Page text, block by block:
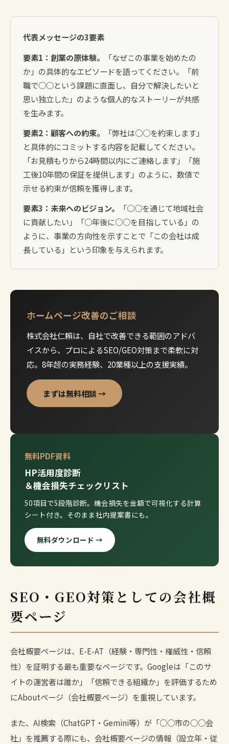
代表メッセージの3要素
要素1：創業の原体験。
「なぜこの事業を始めたの
か」の具体的なエピソードを語ってください。「前
職で○○という課題に直面し、自分で解決したいと
思い独立した」のような個人的なストーリーが共感
を生みます。
要素2：顧客への約束。
「弊社は○○を約束します」
と具体的にコミットする内容を記載してください。
「お見積もりから24時間以内にご連絡します」「施
工後10年間の保証を提供します」のように、数値で
示せる約束が信頼を獲得します。
要素3：未来へのビジョン。
「○○を通じて地域社会
に貢献したい」「○年後に○○を目指している」の
ように、事業の方向性を示すことで「この会社は成
長している」という印象を与えられます。
ホームページ改善のご相談
株式会社仁頼は、自社で改善できる範囲のアドバ
イスから、プロによるSEO/GEO対策まで柔軟に対
応。8年超の実務経験、20業種以上の支援実績。
まずは無料相談 →
無料PDF資料
HP活用度診断
＆機会損失チェックリスト
50項目で5段階診断。機会損失を金額で可視化する計算
シート付き。そのまま社内提案書にも。
無料ダウンロード →
SEO・GEO対策としての会社概
要ページ
会社概要ページは、E-E-AT（経験・専門性・権威性・信頼
性）を証明する最も重要なページです。Googleは「このサ
イトの運営者は誰か」「信頼できる組織か」を評価するため
にAboutページ（会社概要ページ）を重視しています。
また、AI検索（ChatGPT・Gemini等）が「○○市の○○会
社」を推薦する際にも、会社概要ページの情報（設立年・従